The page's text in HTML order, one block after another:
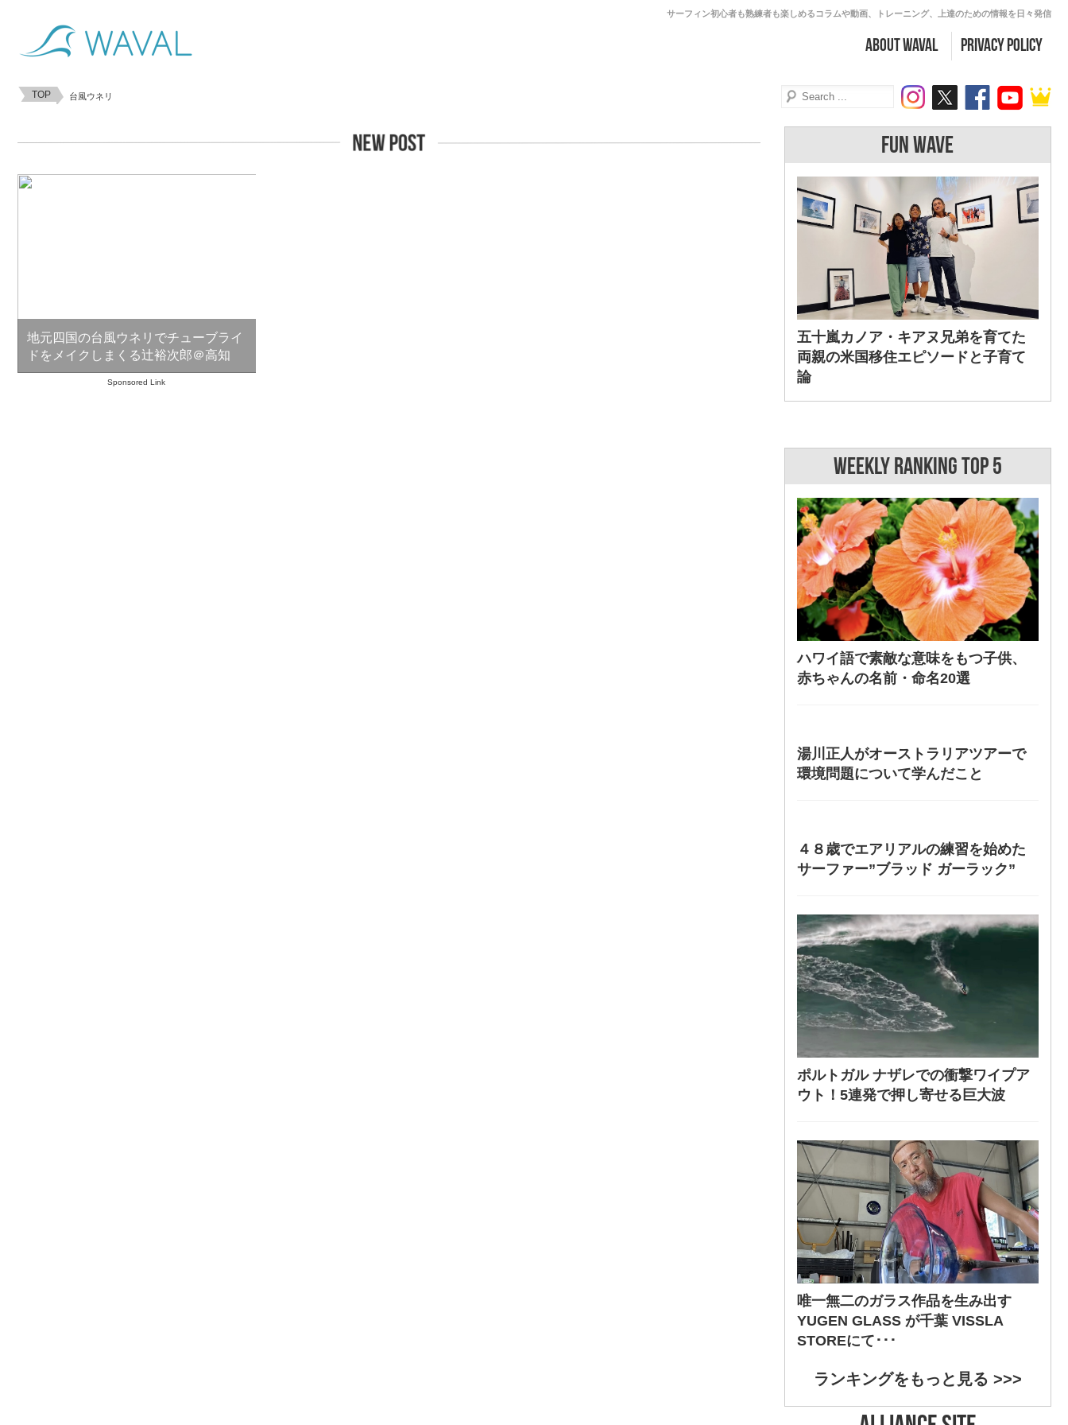
サーフィン初心者も熟練者も楽しめるコラムや動画、トレーニング、上達のための情報を日々発信
about WAVAL PRIVACY POLICY
TOP 台風ウネリ
地元四国の台風ウネリでチューブライ
ドをメイクしまくる辻裕次郎＠高知
Sponsored Link
FUN WAVE
五十嵐カノア・キアヌ兄弟を育てた
両親の米国移住エピソードと子育て
論
WEEKLY RANKING TOP 5
ハワイ語で素敵な意味をもつ子供、
赤ちゃんの名前・命名20選
湯川正人がオーストラリアツアーで
環境問題について学んだこと
４８歳でエアリアルの練習を始めた
サーファー”ブラッド ガーラック”
ポルトガル ナザレでの衝撃ワイプア
ウト！5連発で押し寄せる巨大波
唯一無二のガラス作品を生み出す
YUGEN GLASS が千葉 VISSLA
STOREにて･･･
ランキングをもっと見る >>>